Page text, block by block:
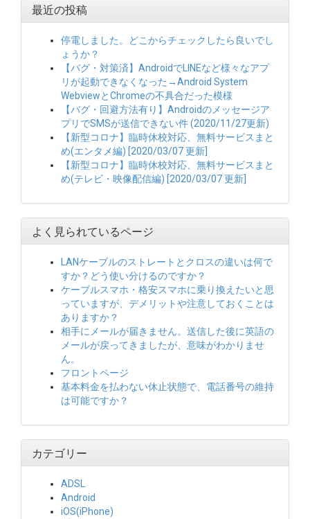
最近の投稿
停電しました。どこからチェックしたら良いでし
ょうか？
【バグ・対策済】AndroidでLINEなど様々なアプ
リが起動できなくなった→Android System
WebviewとChromeの不具合だった模様
【バグ・回避方法有り】Androidのメッセージア
プリでSMSが送信できない件 (2020/11/27更新)
【新型コロナ】臨時休校対応、無料サービスまと
め(エンタメ編) [2020/03/07 更新]
【新型コロナ】臨時休校対応、無料サービスまと
め(テレビ・映像配信編) [2020/03/07 更新]
よく見られているページ
LANケーブルのストレートとクロスの違いは何で
すか？どう使い分けるのですか？
ケーブルスマホ・格安スマホに乗り換えたいと思
っていますが、デメリットや注意しておくことは
ありますか？
相手にメールが届きません。送信した後に英語の
メールが戻ってきましたが、意味がわかりませ
ん。
フロントページ
基本料金を払わない休止状態で、電話番号の維持
は可能ですか？
カテゴリー
ADSL
Android
iOS(iPhone)